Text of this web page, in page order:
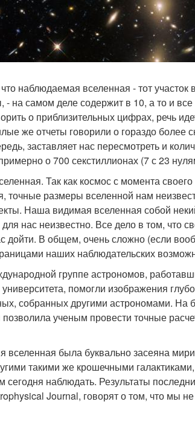
наблюдаемая вселенная - тот
на самом деле содержит в 10, а то и
о приблизительных цифрах, речь
же отчеты говорили о гораздо более
заставляет нас пересмотреть и
о 700 секстиллионах (7 с 23
Так как космос с момента
точные размеры вселенной нам
Наша видимая вселенная собой
нас неизвестно. Все дело в том, что
дойти. В общем, очень сложно (если
наших наблюдательских
группе астрономов,
университета, помогли изображения
собранных другими астрономами. На
ученым провести точные
вселенная была буквально засеяна
такими же крошечными
наблюдать. Результаты
Journal, говорят о том, что мы